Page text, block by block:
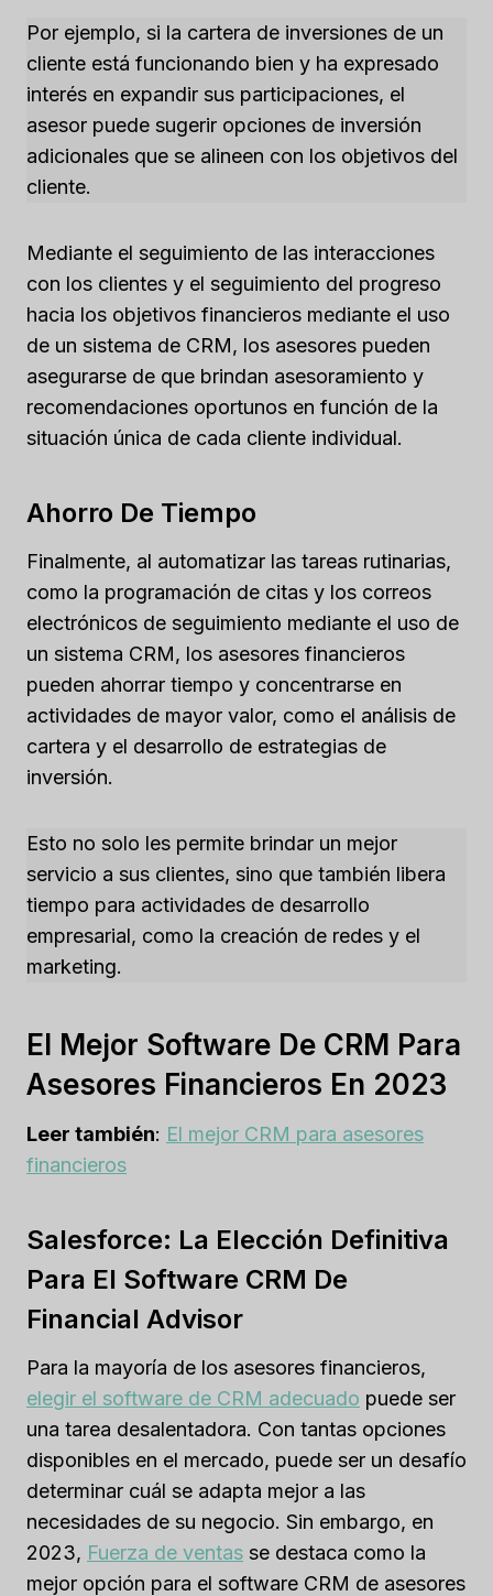
Por ejemplo, si la cartera de inversiones de un
cliente está funcionando bien y ha expresado
interés en expandir sus participaciones, el
asesor puede sugerir opciones de inversión
adicionales que se alineen con los objetivos del
cliente.
Mediante el seguimiento de las interacciones
con los clientes y el seguimiento del progreso
hacia los objetivos financieros mediante el uso
de un sistema de CRM, los asesores pueden
asegurarse de que brindan asesoramiento y
recomendaciones oportunos en función de la
situación única de cada cliente individual.
Ahorro De Tiempo
Finalmente, al automatizar las tareas rutinarias,
como la programación de citas y los correos
electrónicos de seguimiento mediante el uso de
un sistema CRM, los asesores financieros
pueden ahorrar tiempo y concentrarse en
actividades de mayor valor, como el análisis de
cartera y el desarrollo de estrategias de
inversión.
Esto no solo les permite brindar un mejor
servicio a sus clientes, sino que también libera
tiempo para actividades de desarrollo
empresarial, como la creación de redes y el
marketing.
El Mejor Software De CRM Para
Asesores Financieros En 2023
Leer también: El mejor CRM para asesores
financieros
Salesforce: La Elección Definitiva
Para El Software CRM De
Financial Advisor
Para la mayoría de los asesores financieros,
elegir el software de CRM adecuado puede ser
una tarea desalentadora. Con tantas opciones
disponibles en el mercado, puede ser un desafío
determinar cuál se adapta mejor a las
necesidades de su negocio. Sin embargo, en
2023, Fuerza de ventas se destaca como la
mejor opción para el software CRM de asesores